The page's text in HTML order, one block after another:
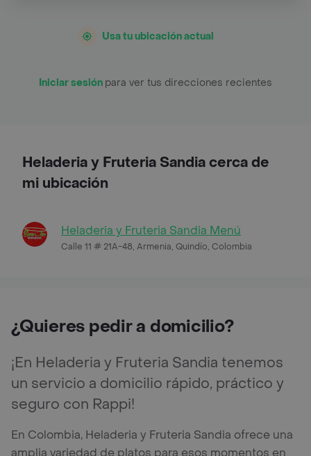
Usa tu ubicación actual
Iniciar sesión para ver tus direcciones recientes
Heladeria y Fruteria Sandia cerca de
mi ubicación
Heladeria y Fruteria Sandia Menú
Calle 11 # 21A-48, Armenia, Quindío, Colombia
¿Quieres pedir a domicilio?
¡En Heladeria y Fruteria Sandia tenemos
un servicio a domicilio rápido, práctico y
seguro con Rappi!
En Colombia, Heladeria y Fruteria Sandia ofrece una
amplia variedad de platos para esos momentos en